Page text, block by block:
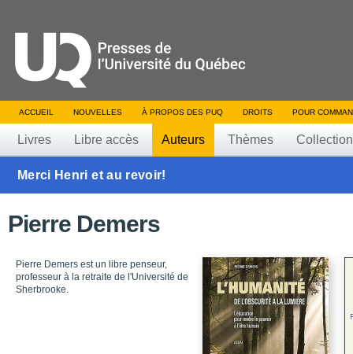
ACCUEIL NOUVELLES À PROPOS DES PUQ DROITS POUR
Livres Libre accès Auteurs Thèmes
Merci Henri et au revoir!
Pierre Demers
Pierre Demers est un libre penseur,
professeur à la retraite de l'Université de
Sherbrooke.